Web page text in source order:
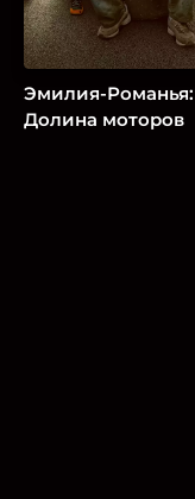
Эмилия-Романья:
Долина моторов